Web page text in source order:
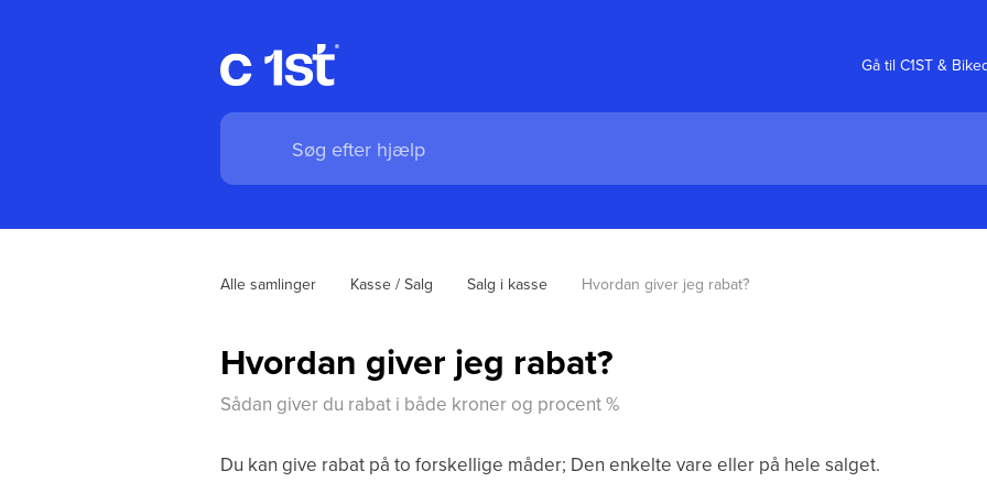
Gå til C1ST &
Alle samlinger Kasse / Salg Salg i kasse Hvordan giver jeg rabat?
Hvordan giver jeg rabat?
Sådan giver du rabat i både kroner og procent %
Du kan give rabat på to forskellige måder; Den enkelte vare eller på hele salget.